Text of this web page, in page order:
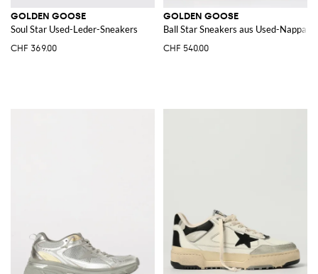
GOLDEN GOOSE
Soul Star Used-Leder-Sneakers
CHF 369.00
GOLDEN GOOSE
Ball Star Sneakers aus Used-
CHF 540.00